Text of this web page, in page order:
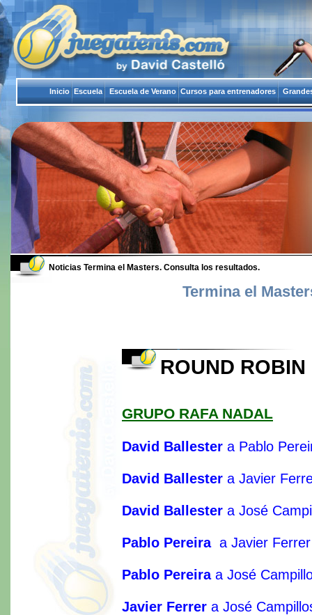
Inicio Escuela Escuela de Verano Cursos para entrenadores
Noticias Termina el Masters. Consulta los resultados.
Termina el
ROUND ROBIN
GRUPO RAFA NADAL
David Ballester a Pablo
David Ballester a Javier
David Ballester a José
Pablo Pereira a Javier
Pablo Pereira a José
Javier Ferrer a José